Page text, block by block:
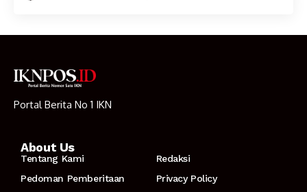
Portal Berita No 1 IKN
About Us
Tentang Kami
Redaksi
Pedoman Pemberitaan
Privacy Policy